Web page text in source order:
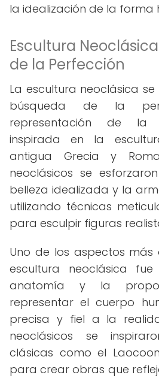
la idealización de la forma
Escultura
de la Perfección
La escultura neoclásica
búsqueda de la
representación de la
inspirada en la
antigua Grecia y
neoclásicos se
belleza idealizada y la
utilizando técnicas
para esculpir figuras
Uno de los aspectos
escultura neoclásica
anatomía y la
representar el cuerpo
precisa y fiel a la
neoclásicos se
clásicas como el
para crear obras que